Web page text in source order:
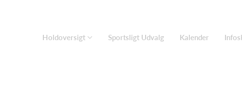
Holdoversigt Sportsligt Udvalg Kalender